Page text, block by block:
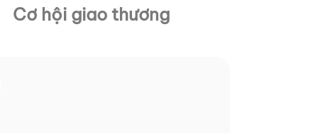
Cơ hội giao thương